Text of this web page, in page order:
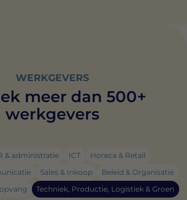
WERKGEVERS
meer dan 500+
werkgevers
& administratie ICT
Horeca & Retail
Sales & Inkoop
Beleid & Organisatie
Techniek, Productie, Logistiek & Groen